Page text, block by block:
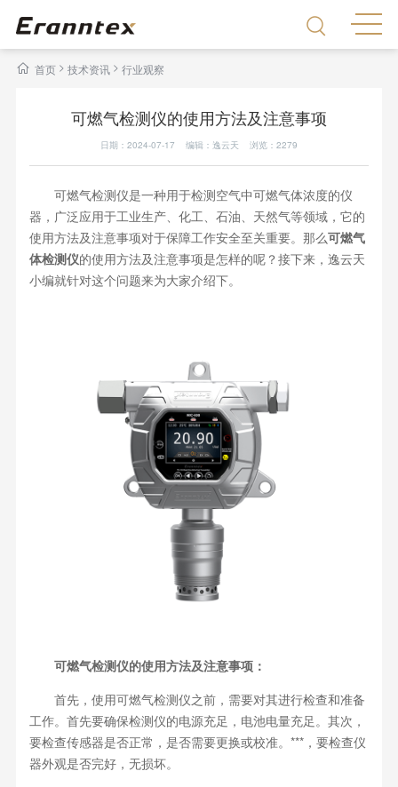
首页> 技术资讯 > 行业观察
可燃气检测仪的使用方法及注意事项
日期：2024-07-17 编辑：逸云天 浏览： 2279
可燃气检测仪是一种用于检测空气中可燃气体浓度的仪
器，广泛应用于工业生产、化工、石油、天然气等领域，它的
使用方法及注意事项对于保障工作安全至关重要。那么可燃气
体检测仪的使用方法及注意事项是怎样的呢？接下来，逸云天
小编就针对这个问题来为大家介绍下。
可燃气检测仪的使用方法及注意事项：
首先，使用可燃气检测仪之前，需要对其进行检查和准备
工作。首先要确保检测仪的电源充足，电池电量充足。其次，
要检查传感器是否正常，是否需要更换或校准。***，要检查仪
器外观是否完好，无损坏。